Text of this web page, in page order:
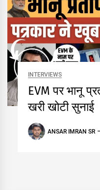
INTERVIEWS
EVM पर भानू
खरी खोटी सुनाई
ANSAR IMRAN SR